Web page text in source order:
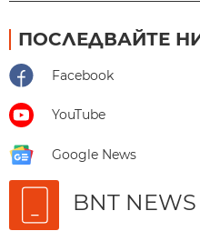
ПОСЛЕДВАЙТЕ
Facebook
YouTube
Google News
BNT